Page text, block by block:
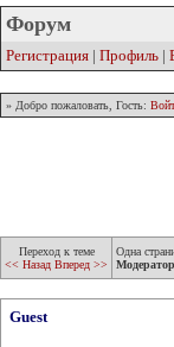
Форум
Регистрация | Профиль |
» Добро пожаловать, Гость:
Переход к теме
<< Назад Вперед >>
Одна
Guest